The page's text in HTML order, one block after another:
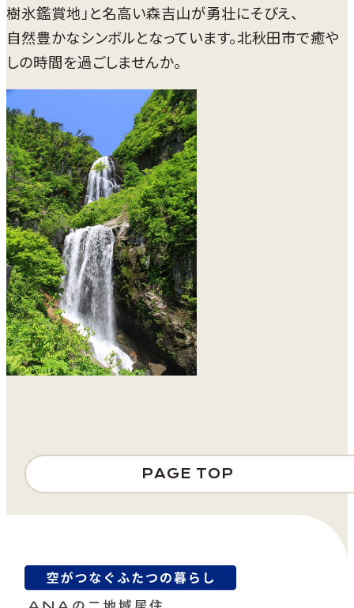
樹氷鑑賞地」と名高い森吉山が勇壮にそびえ、
自然豊かなシンボルとなっています。北秋田市で癒や
しの時間を過ごしませんか。
PAGE TOP